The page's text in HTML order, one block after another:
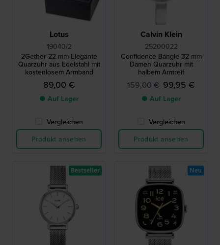
Lotus
19040/2
2Gether 22 mm Elegante
Quarzuhr aus Edelstahl mit
kostenlosem Armband
89,00 €
● Auf Lager
Vergleichen
Produkt ansehen
Calvin Klein
25200022
Confidence Bangle 32 mm
Damen Quarzuhr mit
halbem Armreif
159,00 € 99,95 €
● Auf Lager
Vergleichen
Produkt ansehen
Bestseller Neu